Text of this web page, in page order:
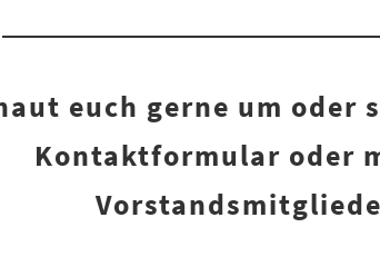
euch gerne um
Kontaktformular oder